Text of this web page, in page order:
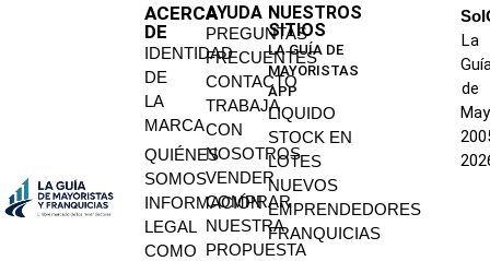
ACERCA
DE
IDENTIDAD
DE
LA
MARCA
QUIÉNES
SOMOS
INFORMACIÓN
LEGAL
COMO
AYUDA
PREGUNTAS
FRECUENTES
CONTACTO
TRABAJA
CON
NOSOTROS
VENDER
COMPRAR
NUESTRA
PROPUESTA
NUESTROS
SITIOS
LA GUÍA DE
MAYORISTAS
APP
LIQUIDO
STOCK EN
LOTES
NUEVOS
EMPRENDEDORES
FRANQUICIAS
La
de